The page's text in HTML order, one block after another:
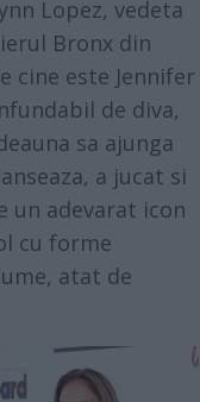
Lopez, vedeta
Bronx din
cine este Jennifer
de diva,
sa ajunga
a jucat si
un adevarat icon
cu forme
atat de